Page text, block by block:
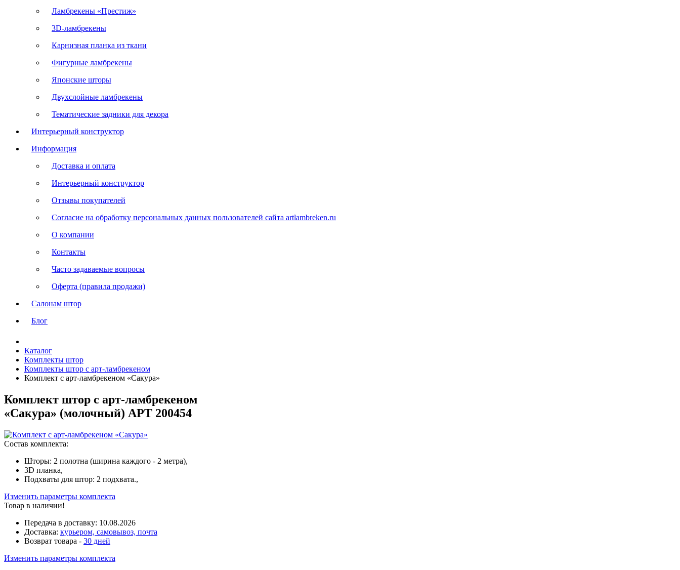
Ламбрекены «Престиж»
3D-ламбрекены
Карнизная планка из ткани
Фигурные ламбрекены
Японские шторы
Двухслойные ламбрекены
Тематические задники для декора
Интерьерный конструктор
Информация
Доставка и оплата
Интерьерный конструктор
Отзывы покупателей
Согласие на обработку персональных данных пользователей сайта artlambreken.ru
О компании
Контакты
Часто задаваемые вопросы
Оферта (правила продажи)
Салонам штор
Блог
Каталог
Комплекты штор
Комплекты штор с арт-ламбрекеном
Комплект с арт-ламбрекеном «Сакура»
Комплект штор с арт-ламбрекеном
«Сакура» (молочный) АРТ 200454
Состав комплекта:
Шторы: 2 полотна (ширина каждого - 2 метра),
3D планка,
Подхваты для штор: 2 подхвата.,
Изменить параметры комплекта
Товар в наличии!
Передача в доставку: 10.08.2026
Доставка: курьером, самовывоз, почта
Возврат товара - 30 дней
Изменить параметры комплекта